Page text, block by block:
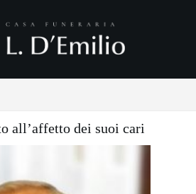
all’affetto dei suoi cari